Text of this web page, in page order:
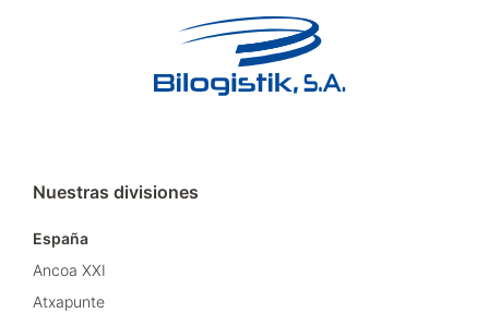
Nuestras divisiones
España
Ancoa XXI
Atxapunte